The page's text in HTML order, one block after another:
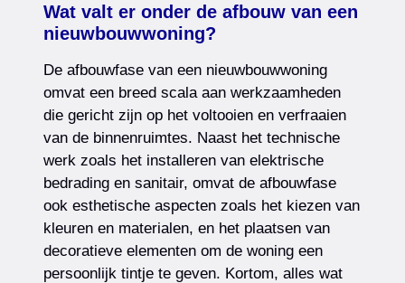
Wat valt er onder de afbouw van een
nieuwbouwwoning?
De afbouwfase van een nieuwbouwwoning
omvat een breed scala aan werkzaamheden
die gericht zijn op het voltooien en verfraaien
van de binnenruimtes. Naast het technische
werk zoals het installeren van elektrische
bedrading en sanitair, omvat de afbouwfase
ook esthetische aspecten zoals het kiezen van
kleuren en materialen, en het plaatsen van
decoratieve elementen om de woning een
persoonlijk tintje te geven. Kortom, alles wat